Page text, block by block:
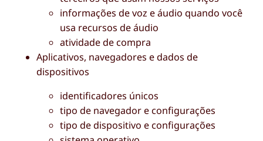
informações de voz e áudio quando você
usa recursos de áudio
atividade de compra
Aplicativos, navegadores e dados de
dispositivos
identificadores únicos
tipo de navegador e configurações
tipo de dispositivo e configurações